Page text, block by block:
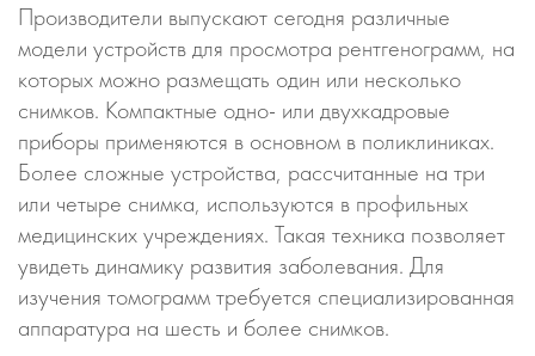
Производители выпускают сегодня различные
модели устройств для просмотра рентгенограмм, на
которых можно размещать один или несколько
снимков. Компактные одно- или двухкадровые
приборы применяются в основном в поликлиниках.
Более сложные устройства, рассчитанные на три
или четыре снимка, используются в профильных
медицинских учреждениях. Такая техника позволяет
увидеть динамику развития заболевания. Для
изучения томограмм требуется специализированная
аппаратура на шесть и более снимков.